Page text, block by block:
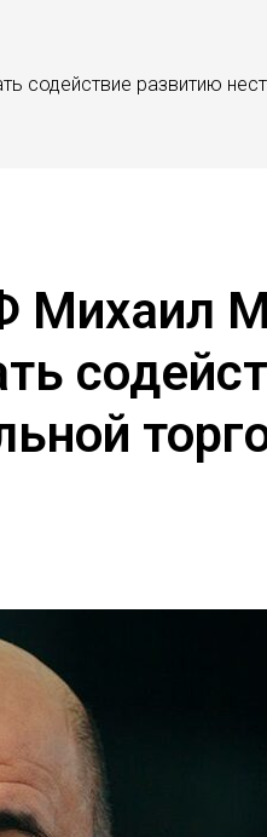
содействие развитию
Михаил